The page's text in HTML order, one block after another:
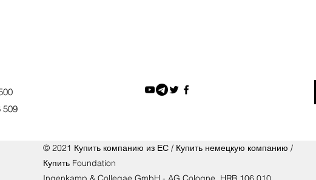
509
© 2021 Купить компанию из ЕС / Купить немецкую компанию /
Купить Foundation